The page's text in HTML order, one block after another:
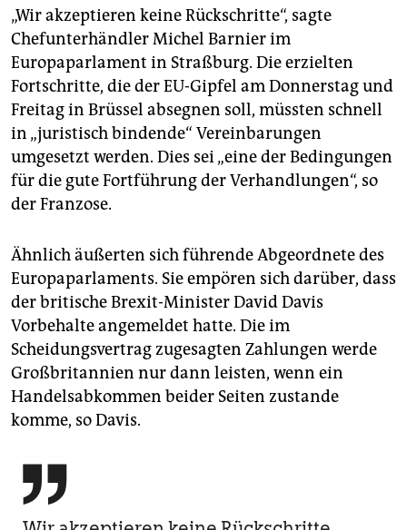
„Wir akzeptieren keine Rückschritte“, sagte
Chefunterhändler Michel Barnier im
Europaparlament in Straßburg. Die erzielten
Fortschritte, die der EU-Gipfel am Donnerstag und
Freitag in Brüssel absegnen soll, müssten schnell
in „juristisch bindende“ Vereinbarungen
umgesetzt werden. Dies sei „eine der Bedingungen
für die gute Fortführung der Verhandlungen“, so
der Franzose.
Ähnlich äußerten sich führende Abgeordnete des
Europaparlaments. Sie empören sich darüber, dass
der britische Brexit-Minister David Davis
Vorbehalte angemeldet hatte. Die im
Scheidungsvertrag zugesagten Zahlungen werde
Großbritannien nur dann leisten, wenn ein
Handelsabkommen beider Seiten zustande
komme, so Davis.
